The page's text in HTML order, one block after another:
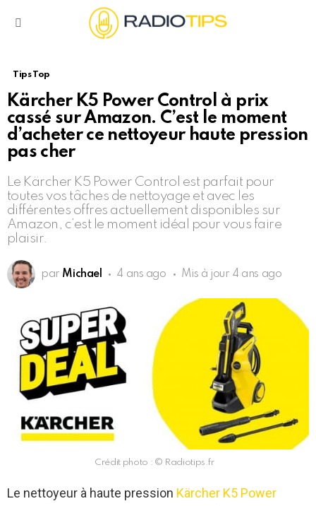
Tips Top
Kärcher K5 Power Control à prix
cassé sur Amazon. C’est le moment
d’acheter ce nettoyeur haute pression
pas cher
Le Kärcher K5 Power Control est parfait pour
toutes vos tâches de nettoyage et avec les
différentes offres actuellement disponibles sur
Amazon, c’est le moment idéal pour vous faire
plaisir.
par Michael 4 ans ago Mis à jour 4 ans ago
Crédit photo : © Radiotips.fr
Le nettoyeur à haute pression Kärcher K5 Power